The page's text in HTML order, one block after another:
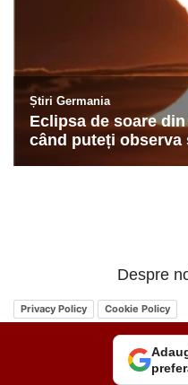
Despre
Privacy Policy Cookie Policy